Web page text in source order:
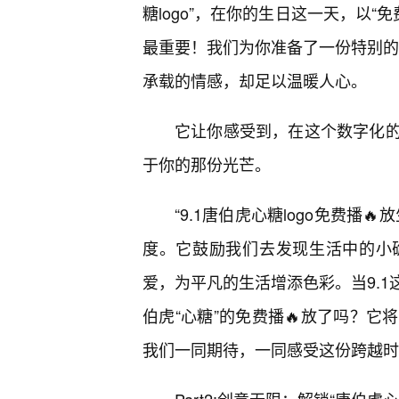
糖logo”，在你的生日这一天，以“
最重要！我们为你准备了一份特别
承载的情感，却足以温暖人心。
它让你感受到，在这个数字化
于你的那份光芒。
“9.1唐伯虎心糖logo免费播🔥
度。它鼓励我们去发现生活中的
爱，为平凡的生活增添色彩。当
伯虎“心糖”的免费播🔥放了吗？它
我们一同期待，一同感受这份跨越